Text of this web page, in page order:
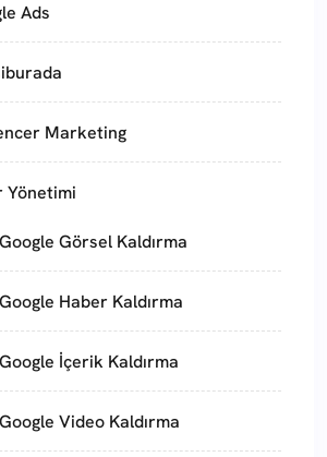
Ads
Marketing
Yönetimi
Google Görsel Kaldırma
Google Haber Kaldırma
Google İçerik Kaldırma
Google Video Kaldırma